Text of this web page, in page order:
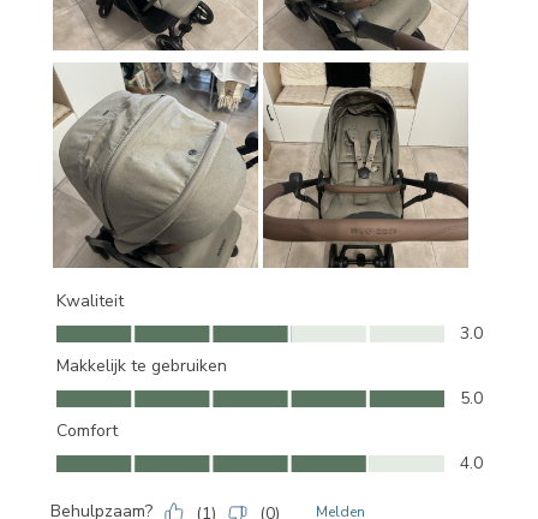
Kwaliteit
Kwaliteit, 3.0 van 5
3.0
Makkelijk te gebruiken
Makkelijk te gebruiken, 5.0 van 5
5.0
Comfort
Comfort, 4.0 van 5
4.0
Behulpzaam? (1) (0) Melden